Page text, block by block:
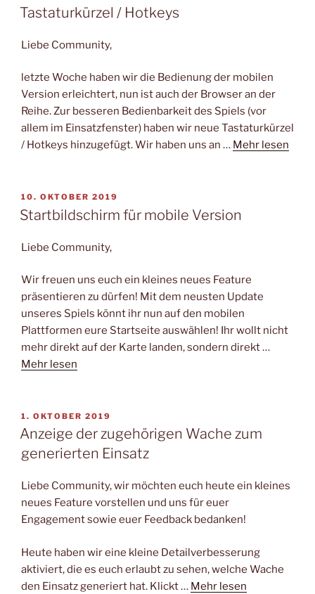
AM
Tastaturkürzel / Hotkeys
Liebe Community,
letzte Woche haben wir die Bedienung der mobilen
Version erleichtert, nun ist auch der Browser an der
Reihe. Zur besseren Bedienbarkeit des Spiels (vor
allem im Einsatzfenster) haben wir neue Tastaturkürzel
/ Hotkeys hinzugefügt. Wir haben uns an … Mehr lesen
VERÖFFENTLICHT
AM
10. OKTOBER 2019
Startbildschirm für mobile Version
Liebe Community,
Wir freuen uns euch ein kleines neues Feature
präsentieren zu dürfen! Mit dem neusten Update
unseres Spiels könnt ihr nun auf den mobilen
Plattformen eure Startseite auswählen! Ihr wollt nicht
mehr direkt auf der Karte landen, sondern direkt …
Mehr lesen
VERÖFFENTLICHT
AM
1. OKTOBER 2019
Anzeige der zugehörigen Wache zum
generierten Einsatz
Liebe Community, wir möchten euch heute ein kleines
neues Feature vorstellen und uns für euer
Engagement sowie euer Feedback bedanken!
Heute haben wir eine kleine Detailverbesserung
aktiviert, die es euch erlaubt zu sehen, welche Wache
den Einsatz generiert hat. Klickt … Mehr lesen